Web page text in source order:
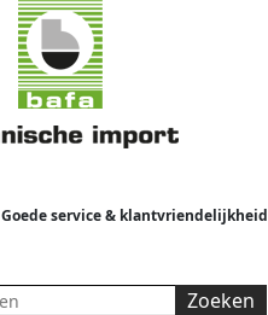
Goede service & klantvriendelijkheid
Zoeken